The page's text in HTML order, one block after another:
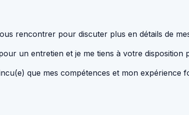
rencontrer pour discuter plus en détails de
un entretien et je me tiens à votre disposition
que mes compétences et mon expérience